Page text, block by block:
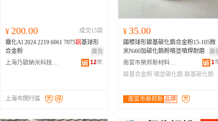
¥ 200.00
成交15袋
霧化Al 2024 2219 6061 7075鋁基球形
合金粉
廣告
上海乃歐納米科技有限公司
12年
上海市閔行區
¥ 35.00
國標球形鎳基碳化鎢合金粉15-105微
米Ni60加碳化鎢粉噴塗噴焊耐磨
廣
南宮市榮邦新材料科技有限公司
1
鎳基合金粉 噴塗碳化鎢 鎳基碳化鎢
南宮市榮邦新 品牌